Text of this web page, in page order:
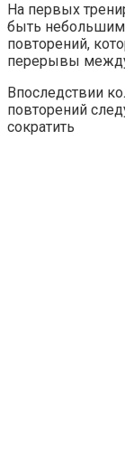
На первых
быть
повторений,
перерывы
Впоследствии
повторений
сократить